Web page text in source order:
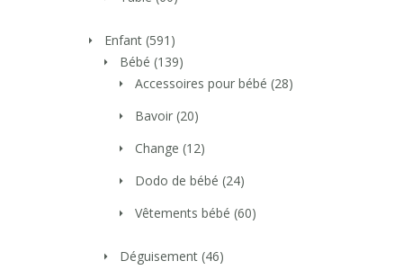
Enfant (591)
Bébé (139)
Accessoires pour bébé (28)
Bavoir (20)
Change (12)
Dodo de bébé (24)
Vêtements bébé (60)
Déguisement (46)